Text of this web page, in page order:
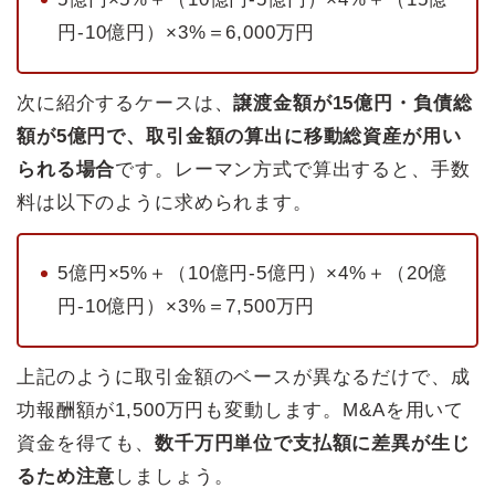
円-10億円）×3%＝6,000万円
次に紹介するケースは、譲渡金額が15億円・負債総
額が5億円で、取引金額の算出に移動総資産が用い
られる場合です。レーマン方式で算出すると、手数
料は以下のように求められます。
5億円×5%＋（10億円-5億円）×4%＋（20億
円-10億円）×3%＝7,500万円
上記のように取引金額のベースが異なるだけで、成
功報酬額が1,500万円も変動します。M&Aを用いて
資金を得ても、 数千万円単位で支払額に差異が生じ
るため注意 しましょう。